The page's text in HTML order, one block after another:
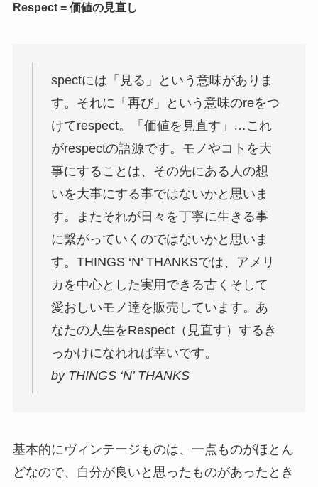
Respect = 価値の見直し
spectには「見る」という意味がありま
す。それに「再び」
という意味のreをつ
けてrespect。「価値を見直す」… これ
がrespectの語源です。モノやコトを大
事にすることは、 その先にある人の想
いを大事にする事ではないかと思いま
す。
またそれが日々を丁寧に生きる事
に繋がっていくのではないかと思いま
す。THINGS ‘N’ THANKSでは、 アメリ
カを中心とした実用できる古くそして
愛おしいモノ達を販売 しています。あ
なたの人生をRespect（見直す） するき
っかけになれれば幸いです。
by THINGS ‘N’ THANKS
基本的にヴィンテージものは、一点ものがほとん
どなので、自分が良いと思ったものがあったとき